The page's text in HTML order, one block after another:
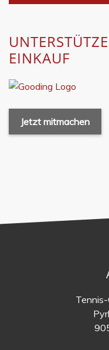
EINKAUF
Jetzt mitmachen
Tennis-